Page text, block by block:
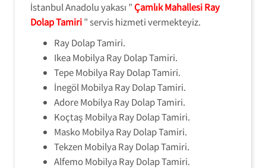
İstanbul Anadolu yakası ”Çamlık Mahallesi Ray
Dolap Tamiri” servis hizmeti vermekteyiz.
Ray Dolap Tamiri.
Ikea Mobilya Ray Dolap Tamiri.
Tepe Mobilya Ray Dolap Tamiri.
İnegöl Mobilya Ray Dolap Tamiri.
Adore Mobilya Ray Dolap Tamiri.
Koçtaş Mobilya Ray Dolap Tamiri.
Masko Mobilya Ray Dolap Tamiri.
Tekzen Mobilya Ray Dolap Tamiri.
Alfemo Mobilya Ray Dolap Tamiri.